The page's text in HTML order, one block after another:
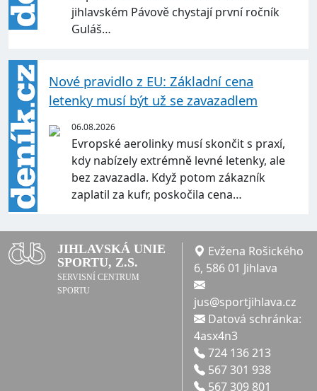
jihlavském Pávově chystají první ročník
Guláš…
Nové pravidlo z EU: Základní cena
letenky musí být už se zavazadlem
06.08.2026
Evropské aerolinky musí skončit s praxí,
kdy nabízely extrémně levné letenky, ale
bez zavazadla. Když potom zákazník
zaplatil za kufr, poskočila cena…
JIHLAVSKÁ UNIE
SPORTU, Z.S.
SERVISNÍ CENTRUM
SPORTU
Evžena Rošického
6, 586 01 Jihlava
jus@sportjihlava.cz
Datová schránka:
4asx4n3
724 136 213
567 301 938
567 309 801